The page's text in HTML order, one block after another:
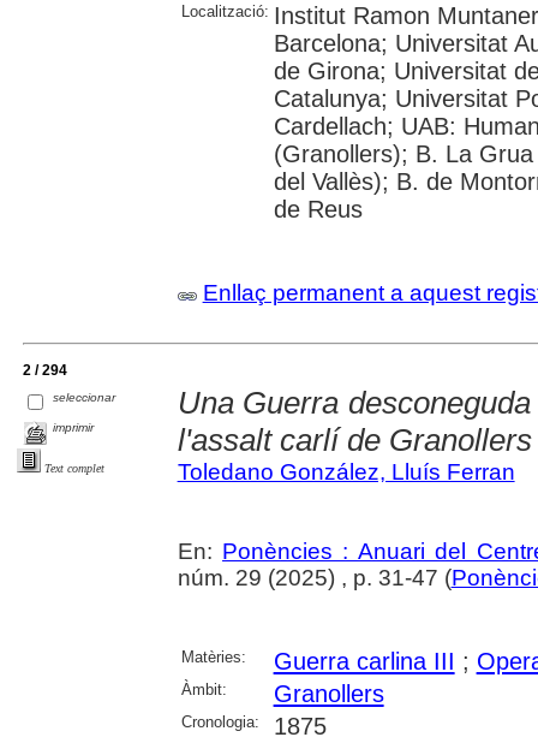
Localització: Institut Ramon
Barcelona; Universitat
de Girona; Universitat
Catalunya; Universitat
Cardellach; UAB:
(Granollers); B. La
del Vallès); B. de
de Reus
Enllaç permanent a aquest
2 / 294
seleccionar
imprimir
Text complet
Una Guerra
l'assalt carlí de
Toledano González, Lluís Ferran
En: Ponències : Anuari del
núm. 29 (2025) , p. 31-47 (
Matèries: Guerra carlina III ;
Àmbit: Granollers
Cronologia: 1875